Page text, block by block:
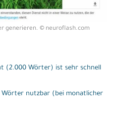
generieren. © neuroflash.com
(2.000 Wörter) ist sehr schnell
nutzbar (bei monatlicher